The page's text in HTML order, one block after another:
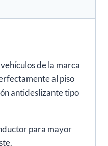
de la marca
al piso
antideslizante tipo
para mayor